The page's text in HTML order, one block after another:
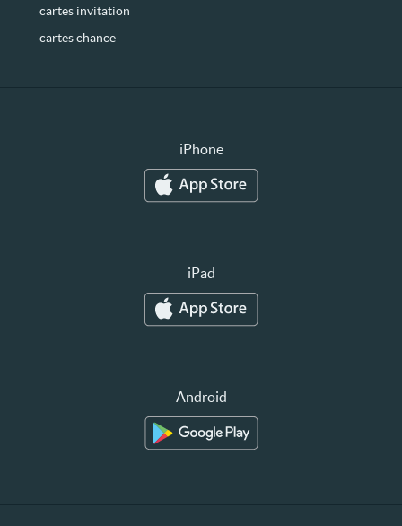
cartes invitation
cartes chance
iPhone
iPad
Android